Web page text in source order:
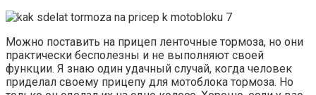
Можно поставить на прицеп ленточные тормоза, но они
практически бесполезны и не выполняют своей
функции. Я знаю один удачный случай, когда человек
приделал своему прицепу для мотоблока тормоза. Но